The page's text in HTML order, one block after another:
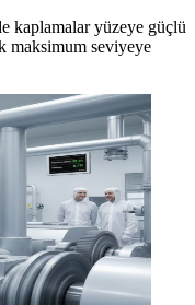
kaplamalar yüzeye güçlü
maksimum seviyeye